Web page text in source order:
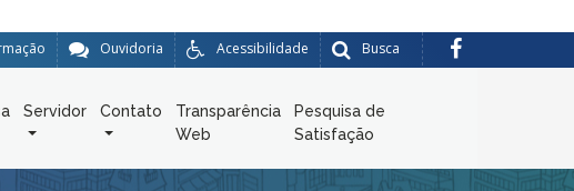
Busca
Acessibilidade
Ouvidoria
Servidor Contato
Transparência
Web
Pesquisa de
Satisfação